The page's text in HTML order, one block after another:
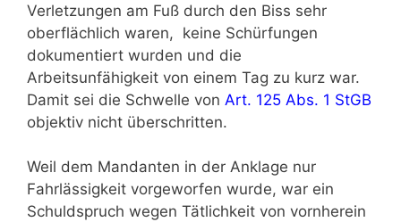
Verletzungen am Fuß durch den Biss sehr
oberflächlich waren, keine Schürfungen
dokumentiert wurden und die
Arbeitsunfähigkeit von einem Tag zu kurz war.
Damit sei die Schwelle von Art. 125 Abs. 1 StGB
objektiv nicht überschritten.
Weil dem Mandanten in der Anklage nur
Fahrlässigkeit vorgeworfen wurde, war ein
Schuldspruch wegen Tätlichkeit von vornherein